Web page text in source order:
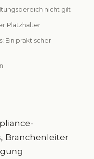
nicht gilt
Platzhalter
Ein praktischer
Branchenleiter